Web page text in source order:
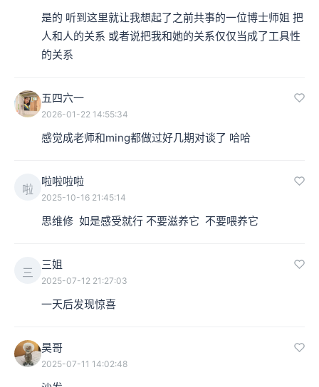
是的 听到这里就让我想起了之前共事的一位博士师姐 把
人和人的关系 或者说把我和她的关系仅仅当成了工具性
的关系
五四六一
2026-01-22 14:55:34
感觉成老师和ming都做过好几期对谈了 哈哈
啦
啦啦啦啦
2025-10-16 21:45:14
思维修  如是感受就行 不要滋养它  不要喂养它
三
三姐
2025-07-12 21:27:03
一天后发现惊喜
昊哥
2025-07-11 14:02:48